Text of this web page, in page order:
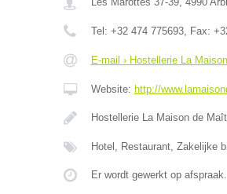
Tel: +32 474 775693, Fax:
E-mail › Hostellerie La
Website: http://
Hostellerie La Maison de
Hotel, Restaurant, Zakelijke
Er wordt gewerkt op afspraak.